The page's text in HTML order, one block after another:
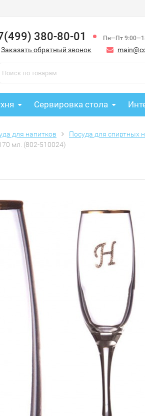
380-80-01 Пн—Пт
Заказать обратный звонок
Сервировка стола
для напитков Посуда для спиртных
мл. (802-510024)